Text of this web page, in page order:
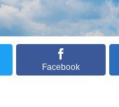
Facebook